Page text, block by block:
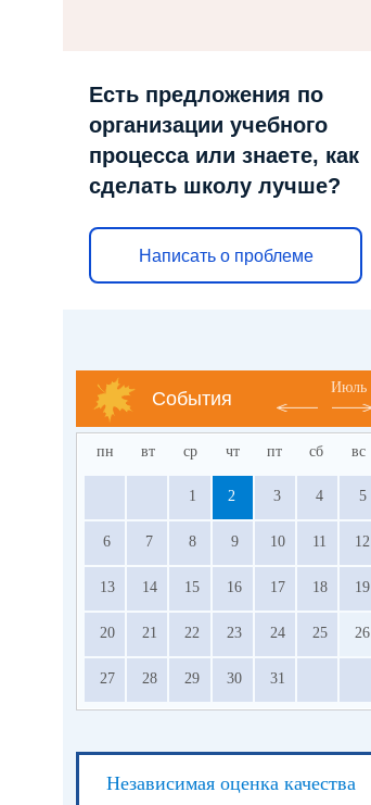
Есть предложения по
организации учебного
процесса или знаете, как
сделать школу лучше?
Написать о проблеме
События
Июль
пн вт ср чт пт сб вс
1 2 3 4 5
6 7 8 9 10 11 12
13 14 15 16 17 18 19
20 21 22 23 24 25 26
27 28 29 30 31
Независимая оценка качества